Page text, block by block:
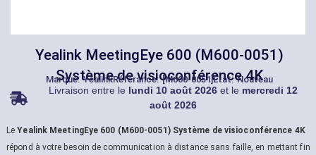
Yealink MeetingEye 600 (M600-0051)
Système de visioconférence 4K
Marque:YealinkRéférance: [M600-0051]État: Nouveau
Livraison entre le lundi 10 août 2026et le mercredi 12
août 2026
LeYealink MeetingEye 600 (M600-0051) Système de visioconférence 4K
répond à votre besoin de communication à distance sans faille, en mettant fin